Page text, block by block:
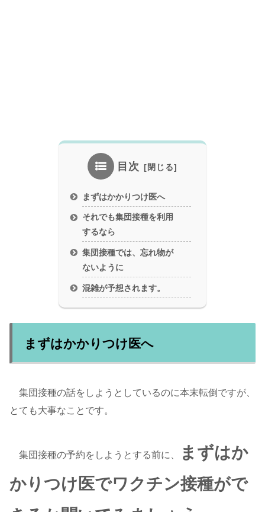
目次
まずはかかりつけ医へ
それでも集団接種を利用
するなら
集団接種では、忘れ物が
ないように
混雑が予想されます。
まずはかかりつけ医へ
集団接種の話をしようとしているのに本末転倒ですが、
とても大事なことです。
集団接種の予約をしようとする前に、
まずはか
かりつけ医でワクチン接種がで